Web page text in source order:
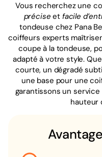
Vous recherchez une
précise et facile
tondeuse chez Pana
coiffeurs experts
coupe à la tondeuse,
adapté à votre style.
courte, un dégradé
une base pour une
garantissons un
hauteur